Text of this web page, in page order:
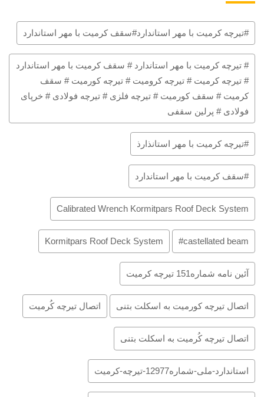
#تیرچه کرمیت با مهر استاندارد#سقف کرمیت با مهر استاندارد
# تیرچه کرمیت با مهر استاندارد # سقف کرمیت با مهر استاندارد
# تیرچه کرمیت # تیرچه کرومیت # تیرچه کورمیت # سقف
کرمیت # سقف کورمیت # تیرچه فلزی # تیرچه فولادی # خرپای
فولادی # پرلین سقفی
#تیرچه کرمیت با مهر استانذارذ
#سقف کرمیت با مهر استاندارد
Calibrated Wrench Kormitpars Roof Deck System
castellated beam#
Kormitpars Roof Deck System
آئین نامه شماره151 تیرچه کرمیت
اتصال تیرچه کورمیت به اسکلت بتنی اتصال تیرچه کُرمیت
اتصال تیرچه کُرمیت به اسکلت بتنی
استاندارد-ملی-شماره12977-تیرچه-کرمیت